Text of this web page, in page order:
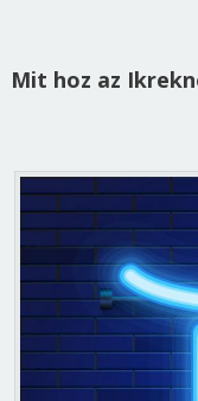
Mit hoz az